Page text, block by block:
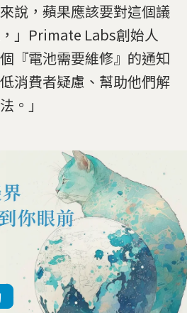
說，蘋果應該要對這個議
」Primate Labs創始人
『電池需要維修』的通知
消費者疑慮、幫助他們解
。」